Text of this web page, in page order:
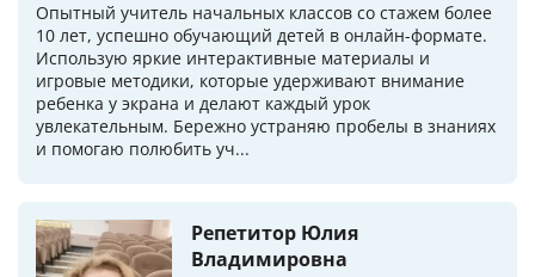
Опытный учитель начальных классов со стажем более
10 лет, успешно обучающий детей в онлайн-формате.
Использую яркие интерактивные материалы и
игровые методики, которые удерживают внимание
ребенка у экрана и делают каждый урок
увлекательным. Бережно устраняю пробелы в знаниях
и помогаю полюбить уч...
Репетитор Юлия
Владимировна